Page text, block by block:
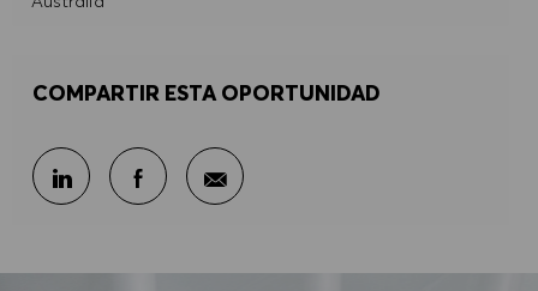
COMPARTIR ESTA OPORTUNIDAD
Compartir en LinkedIn
Compartir en Facebook
Compartir por correo